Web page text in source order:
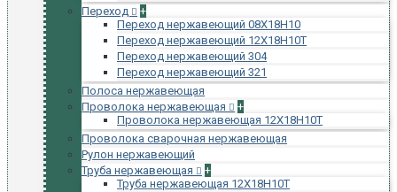
Переход
+
Переход нержавеющий 08Х18Н10
Переход нержавеющий 12Х18Н10Т
Переход нержавеющий 304
Переход нержавеющий 321
Полоса нержавеющая
Проволока нержавеющая
+
Проволока нержавеющая 12Х18Н10Т
Проволока сварочная нержавеющая
Рулон нержавеющий
Труба нержавеющая
+
Труба нержавеющая 12Х18Н10Т